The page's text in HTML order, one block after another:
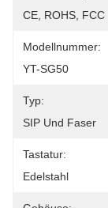
CE, ROHS, FCC
Modellnummer:
YT-SG50
Typ:
SIP Und Faser
Tastatur:
Edelstahl